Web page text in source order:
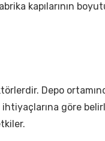
kapılarının
Depo
göre